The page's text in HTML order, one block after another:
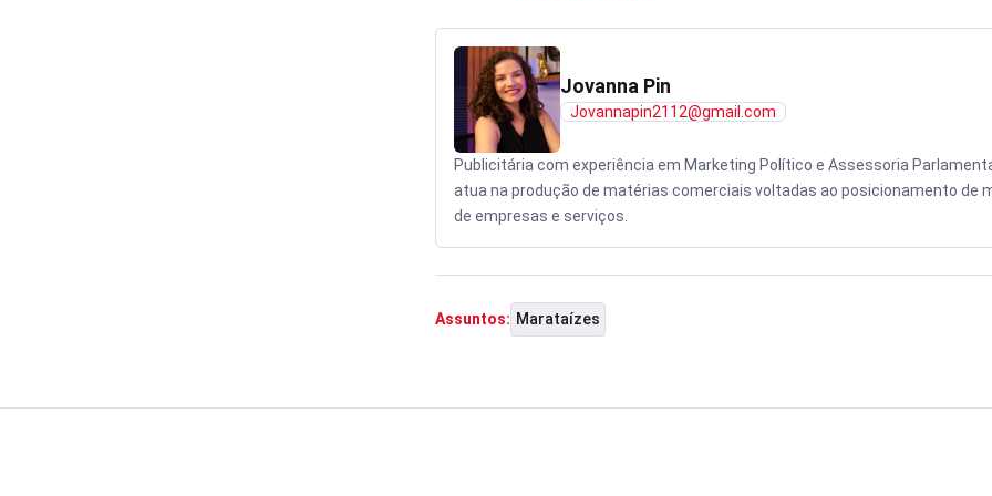
Jovanna Pin
Jovannapin2112@gmail.com
Publicitária com experiência em Marketing Político e Assessoria
atua na produção de matérias comerciais voltadas ao posicionamento de
de empresas e serviços.
Assuntos: Marataízes